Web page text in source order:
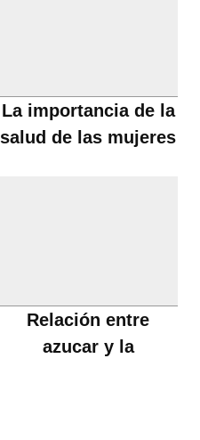
La importancia de la
salud de las mujeres
Relación entre
azucar y la